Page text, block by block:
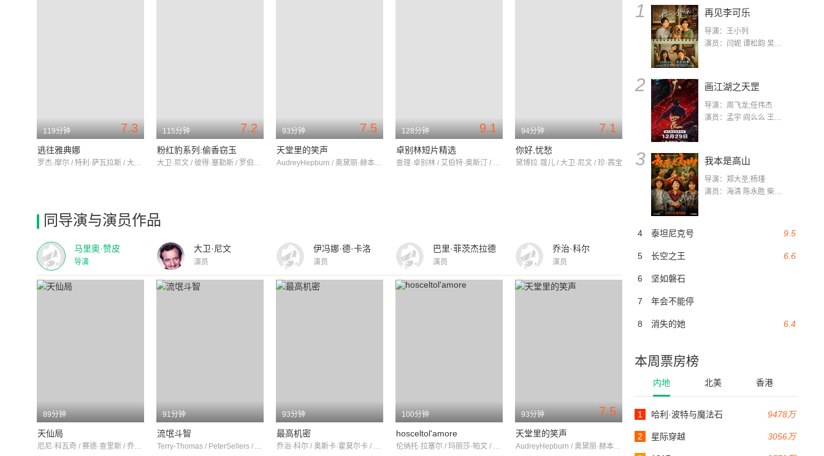
1 再见李可乐
导演：王小列
演员：闫妮 谭松韵 吴京 蒋龙 赵小棠 冯雷 李虎城 平安 小七 小可乐
2 画江湖之天罡
导演：周飞龙;任伟杰
演员：孟宇 阎么么 王凯 郭政建 阎萌萌 杨默 高枫 齐斯伽 刘芊含 马程
3 我本是高山
导演：郑大圣;杨瑾
演员：海清 陈永胜 柴烨 王玥婷 万国鹏 美朵达瓦 赵瑞婷 罗解艳 郭莉娜 潘家艳
9.5
4 泰坦尼克号
6.6
5 长空之王
6 坚如磐石
7 年会不能停
6.4
8 消失的她
本周票房榜
内地 北美 香港
9478万
1 哈利·波特与魔法石
3056万
2 星际穿越
7.3
119分钟
逃往雅典娜
罗杰·摩尔 / 特利·萨瓦拉斯 / 大卫·尼文
7.2
115分钟
粉红豹系列:偷香窃玉
大卫·尼文 / 彼得·塞勒斯 / 罗伯特·瓦格纳
7.5
93分钟
天堂里的笑声
AudreyHepburn / 奥黛丽·赫本 / 孙晓雯
9.1
128分钟
卓别林短片精选
查理·卓别林 / 艾伯特·奥斯汀 / 亨利·伯格曼
7.1
94分钟
你好,忧愁
黛博拉·蔻儿 / 大卫·尼文 / 珍·茜宝
同导演与演员作品
马里奥·赞皮
导演
大卫·尼文
演员
伊冯娜·德·卡洛
演员
巴里·菲茨杰拉德
演员
乔治·科尔
演员
89分钟
天仙局
厄尼·科瓦奇 / 赛德·查里斯 / 乔治·桑德斯
91分钟
流氓斗智
Terry-Thomas / PeterSellers / Arnold Marlé
93分钟
最高机密
乔治·科尔 / 奥斯卡·霍莫尔卡 / 娜迪亚·格雷
100分钟
hosceltol'amore
伦纳托·拉塞尔 / 玛丽莎·帕文 / 阿薇·宁基
7.5
93分钟
天堂里的笑声
AudreyHepburn / 奥黛丽·赫本 / 孙晓雯